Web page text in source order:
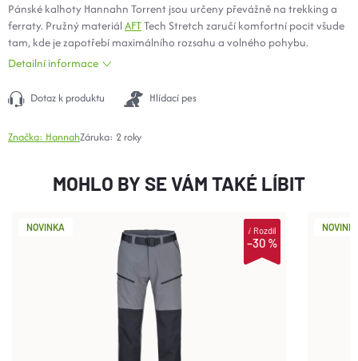
Pánské kalhoty Hannahn Torrent jsou určeny převážně na trekking a
ferraty. Pružný materiál AFTTech Stretch zaručí komfortní pocit všude
tam, kde je zapotřebí maximálního rozsahu a volného pohybu.
Detailní informace
Dotaz k produktu Hlídací pes
Značka: HannahZáruka: 2 roky
MOHLO BY SE VÁM TAKÉ LÍBIT
NOVINKA
–30 %
iRozdíl